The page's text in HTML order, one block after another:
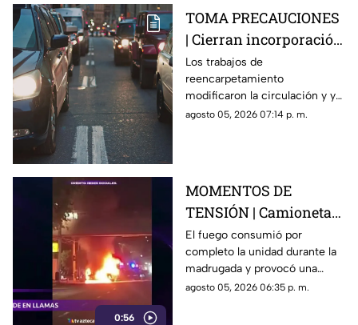
TOMA PRECAUCIONES
| Cierran incorporación
hacia la carretera 57;
esta es la zona afectada
Los trabajos de
reencarpetamiento
modificaron la circulación y ya
generan carga vehicular en el
agosto 05, 2026 07:14 p. m.
0:56
MOMENTOS DE
TENSIÓN | Camioneta
termina calcinada
sobre avenida
Constituyentes; así se
vivió el momento
El fuego consumió por
completo la unidad durante la
madrugada y provocó una
intensa movilización en una de
agosto 05, 2026 06:35 p. m.